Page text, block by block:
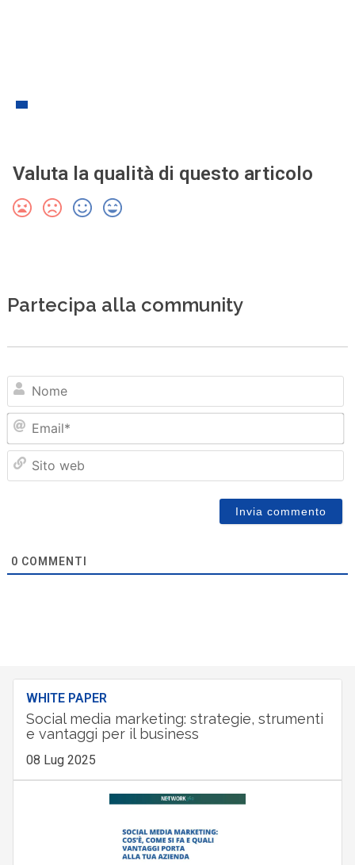
Valuta la qualità di questo articolo
Partecipa alla community
0 COMMENTI
WHITE PAPER
Social media marketing: strategie, strumenti
e vantaggi per il business
08 Lug 2025